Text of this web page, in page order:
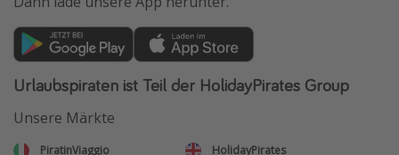
Urlaubspiraten ist Teil der HolidayPirates Group
Unsere Märkte
PiratinViaggio
HolidayPirates